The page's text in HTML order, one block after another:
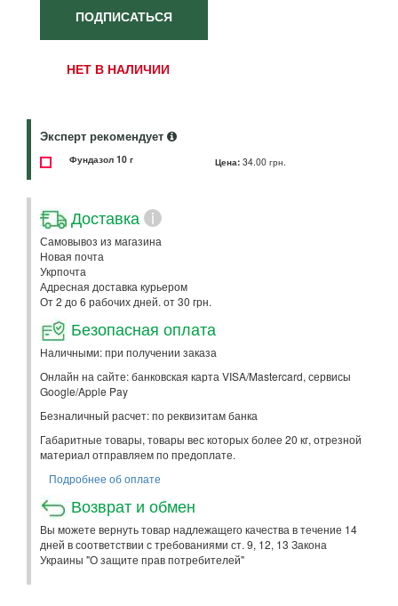
ПОДПИСАТЬСЯ
НЕТ В НАЛИЧИИ
Эксперт рекомендует
Фундазол 10 г Цена: 34.00 грн.
Доставка i
Самовывоз из магазина
Новая почта
Укрпочта
Адресная доставка курьером
От 2 до 6 рабочих дней. от 30 грн.
Безопасная оплата
Наличными: при получении заказа
Онлайн на сайте: банковская карта VISA/Mastercard, сервисы
Google/Apple Pay
Безналичный расчет: по реквизитам банка
Габаритные товары, товары вес которых более 20 кг, отрезной
материал отправляем по предоплате.
Подробнее об оплате
Возврат и обмен
Вы можете вернуть товар надлежащего качества в течение 14
дней в соответствии с требованиями ст. 9, 12, 13 Закона
Украины "О защите прав потребителей"